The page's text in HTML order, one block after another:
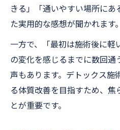
きる」「通いやすい場所にあ
た実用的な感想が聞かれます。
一方で、「最初は施術後に軽
の変化を感じるまでに数回通
声もあります。デトックス施
る体質改善を目指すため、焦
とが重要です。